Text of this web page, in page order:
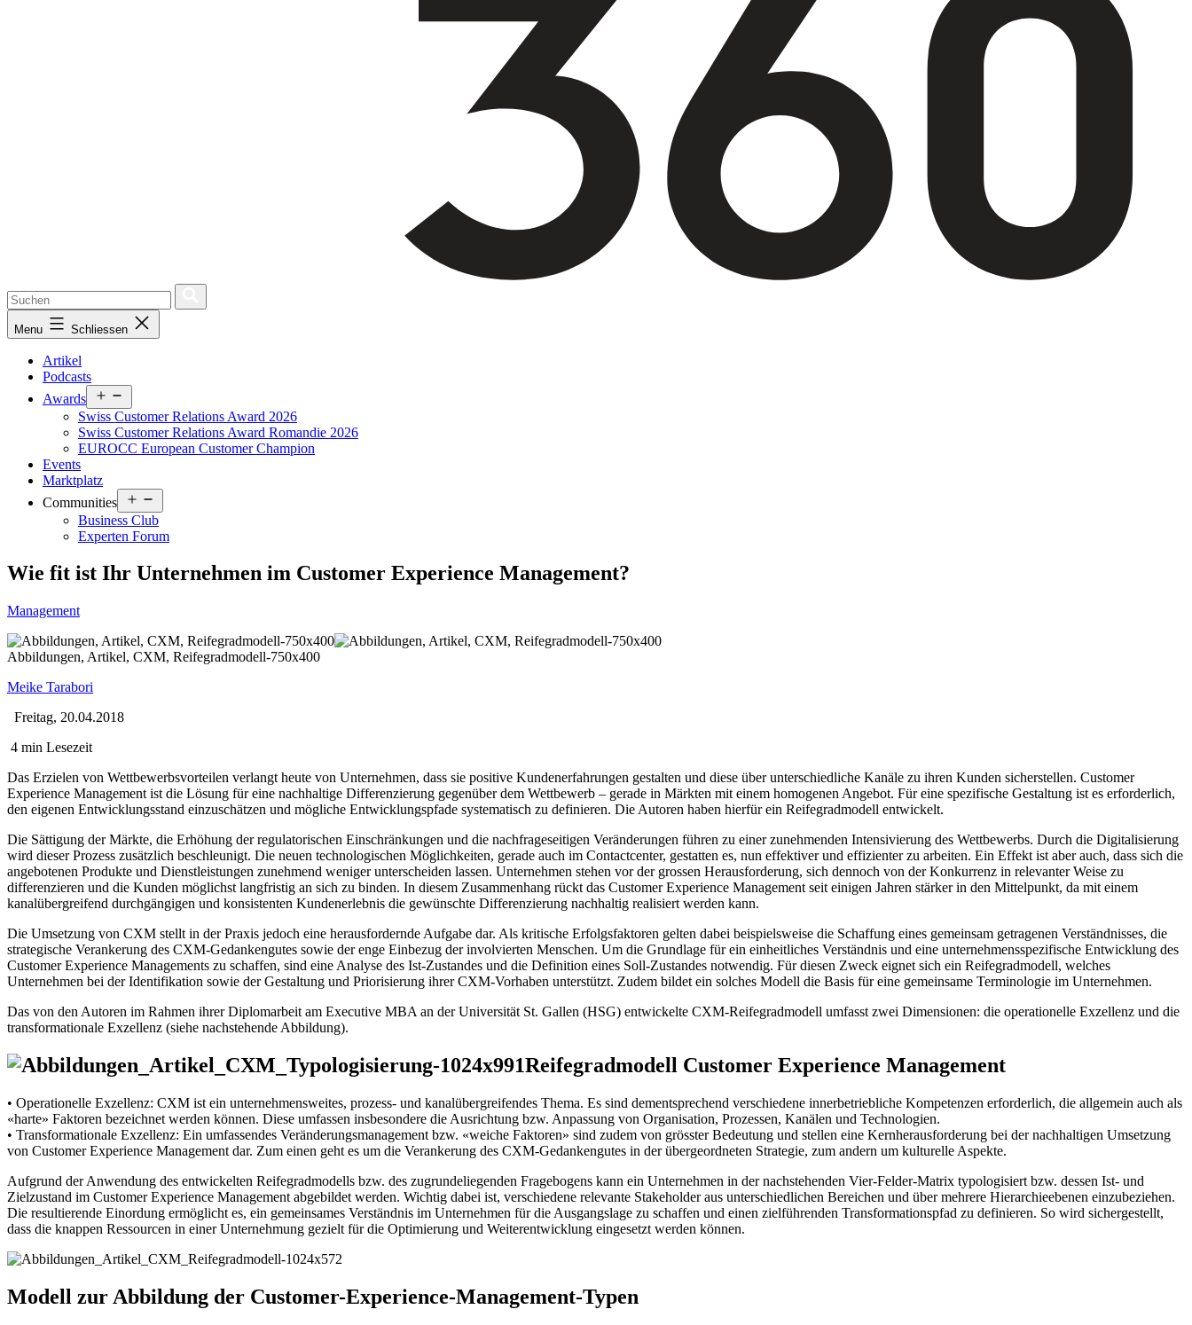
Menu Schliessen
Artikel
Podcasts
Awards
menu
Swiss Customer Relations Award 2026
Swiss Customer Relations Award Romandie 2026
EUROCC European Customer Champion
Events
Marktplatz
Communities
menu
Business Club
Experten Forum
Wie fit ist Ihr Unternehmen im Customer Experience Management?
Management
Abbildungen, Artikel, CXM, Reifegradmodell-750x400
Meike Tarabori
Freitag, 20.04.2018
4 min Lesezeit
Das Erzielen von Wettbewerbsvorteilen verlangt heute von Unternehmen, dass sie positive Kundenerfahrungen gestalten und diese über unterschiedliche Kanäle zu ihren Kunden sicherstellen. Customer
Experience Management ist die Lösung für eine nachhaltige Differenzierung gegenüber dem Wettbewerb – gerade in Märkten mit einem homogenen Angebot. Für eine spezifische Gestaltung ist es erforderlich,
den eigenen Entwicklungsstand einzuschätzen und mögliche Entwicklungspfade systematisch zu definieren. Die Autoren haben hierfür ein Reifegradmodell entwickelt.
Die Sättigung der Märkte, die Erhöhung der regulatorischen Einschränkungen und die nachfrageseitigen Veränderungen führen zu einer zunehmenden Intensivierung des Wettbewerbs. Durch die Digitalisierung
wird dieser Prozess zusätzlich beschleunigt. Die neuen technologischen Möglichkeiten, gerade auch im Contactcenter, gestatten es, nun effektiver und effizienter zu arbeiten. Ein Effekt ist aber auch, dass sich die
angebotenen Produkte und Dienstleistungen zunehmend weniger unterscheiden lassen. Unternehmen stehen vor der grossen Herausforderung, sich dennoch von der Konkurrenz in relevanter Weise zu
differenzieren und die Kunden möglichst langfristig an sich zu binden. In diesem Zusammenhang rückt das Customer Experience Management seit einigen Jahren stärker in den Mittelpunkt, da mit einem
kanalübergreifend durchgängigen und konsistenten Kundenerlebnis die gewünschte Differenzierung nachhaltig realisiert werden kann.
Die Umsetzung von CXM stellt in der Praxis jedoch eine herausfordernde Aufgabe dar. Als kritische Erfolgsfaktoren gelten dabei beispielsweise die Schaffung eines gemeinsam getragenen Verständnisses, die
strategische Verankerung des CXM-Gedankengutes sowie der enge Einbezug der involvierten Menschen. Um die Grundlage für ein einheitliches Verständnis und eine unternehmensspezifische Entwicklung des
Customer Experience Managements zu schaffen, sind eine Analyse des Ist-Zustandes und die Definition eines Soll-Zustandes notwendig. Für diesen Zweck eignet sich ein Reifegradmodell, welches
Unternehmen bei der Identifikation sowie der Gestaltung und Priorisierung ihrer CXM-Vorhaben unterstützt. Zudem bildet ein solches Modell die Basis für eine gemeinsame Terminologie im Unternehmen.
Das von den Autoren im Rahmen ihrer Diplomarbeit am Executive MBA an der Universität St. Gallen (HSG) entwickelte CXM-Reifegradmodell umfasst zwei Dimensionen: die operationelle Exzellenz und die
transformationale Exzellenz (siehe nachstehende Abbildung).
Reifegradmodell Customer Experience Management
• Operationelle Exzellenz: CXM ist ein unternehmensweites, prozess- und kanalübergreifendes Thema. Es sind dementsprechend verschiedene innerbetriebliche Kompetenzen erforderlich, die allgemein auch als
«harte» Faktoren bezeichnet werden können. Diese umfassen insbesondere die Ausrichtung bzw. Anpassung von Organisation, Prozessen, Kanälen und Technologien.
• Transformationale Exzellenz: Ein umfassendes Veränderungsmanagement bzw. «weiche Faktoren» sind zudem von grösster Bedeutung und stellen eine Kernherausforderung bei der nachhaltigen Umsetzung
von Customer Experience Management dar. Zum einen geht es um die Verankerung des CXM-Gedankengutes in der übergeordneten Strategie, zum andern um kulturelle Aspekte.
Aufgrund der Anwendung des entwickelten Reifegradmodells bzw. des zugrundeliegenden Fragebogens kann ein Unternehmen in der nachstehenden Vier-Felder-Matrix typologisiert bzw. dessen Ist- und
Zielzustand im Customer Experience Management abgebildet werden. Wichtig dabei ist, verschiedene relevante Stakeholder aus unterschiedlichen Bereichen und über mehrere Hierarchieebenen einzubeziehen.
Die resultierende Einordung ermöglicht es, ein gemeinsames Verständnis im Unternehmen für die Ausgangslage zu schaffen und einen zielführenden Transformationspfad zu definieren. So wird sichergestellt,
dass die knappen Ressourcen in einer Unternehmung gezielt für die Optimierung und Weiterentwicklung eingesetzt werden können.
Modell zur Abbildung der Customer-Experience-Management-Typen